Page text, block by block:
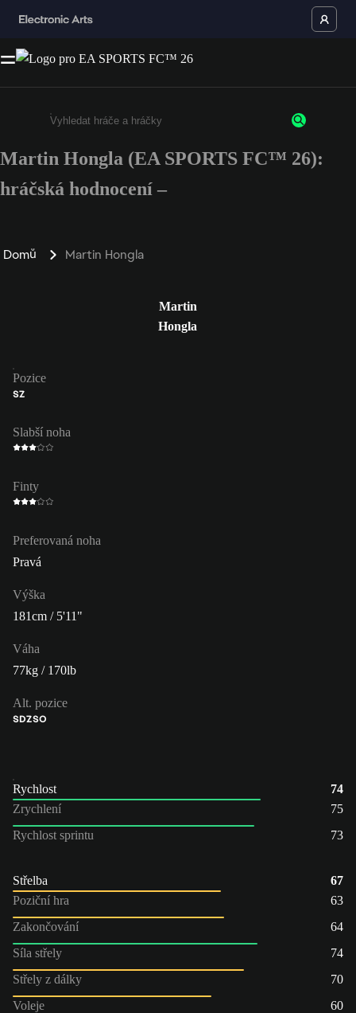
Enter a minimum of 3 characters or numbers
Martin Hongla (EA SPORTS FC™ 26):
hráčská hodnocení –
Domů Martin Hongla
Martin
Hongla
Pozice
SZ
Slabší noha
Finty
Preferovaná noha
Pravá
Výška
181cm / 5'11"
Váha
77kg / 170lb
Alt. pozice
SDZSO
Rychlost
74
Zrychlení
75
Rychlost sprintu
73
Střelba
67
Poziční hra
63
Zakončování
64
Síla střely
74
Střely z dálky
70
Voleje
60